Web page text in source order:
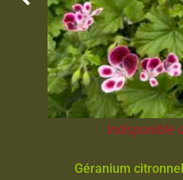
Indisponible
Géranium